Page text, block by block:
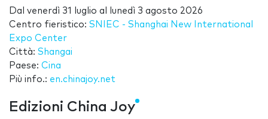
Dal venerdì 31 luglio al
lunedì 3 agosto 2026
Centro fieristico: SNIEC - Shanghai New International
Expo Center
Città: Shangai
Paese: Cina
Più info.: en.chinajoy.net
Edizioni China Joy